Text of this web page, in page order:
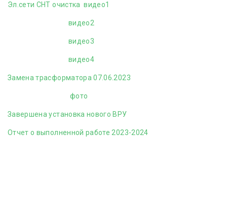
Эл.сети СНТ очистка видео1
видео2
видео3
видео4
Замена трасформатора 07.06.2023
фото
Завершена установка нового ВРУ
Отчет о выполненной работе 2023-2024